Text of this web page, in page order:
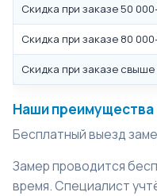
Скидка при заказе 50
Скидка при заказе 80
Скидка при заказе свыше
Наши преимущества
Бесплатный выезд
Замер проводится
время. Специалист